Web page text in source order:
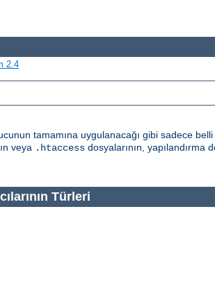
2.4
tamamına uygulanacağı gibi sadece
veya .htaccess dosyalarının, yapılandırma
Türleri